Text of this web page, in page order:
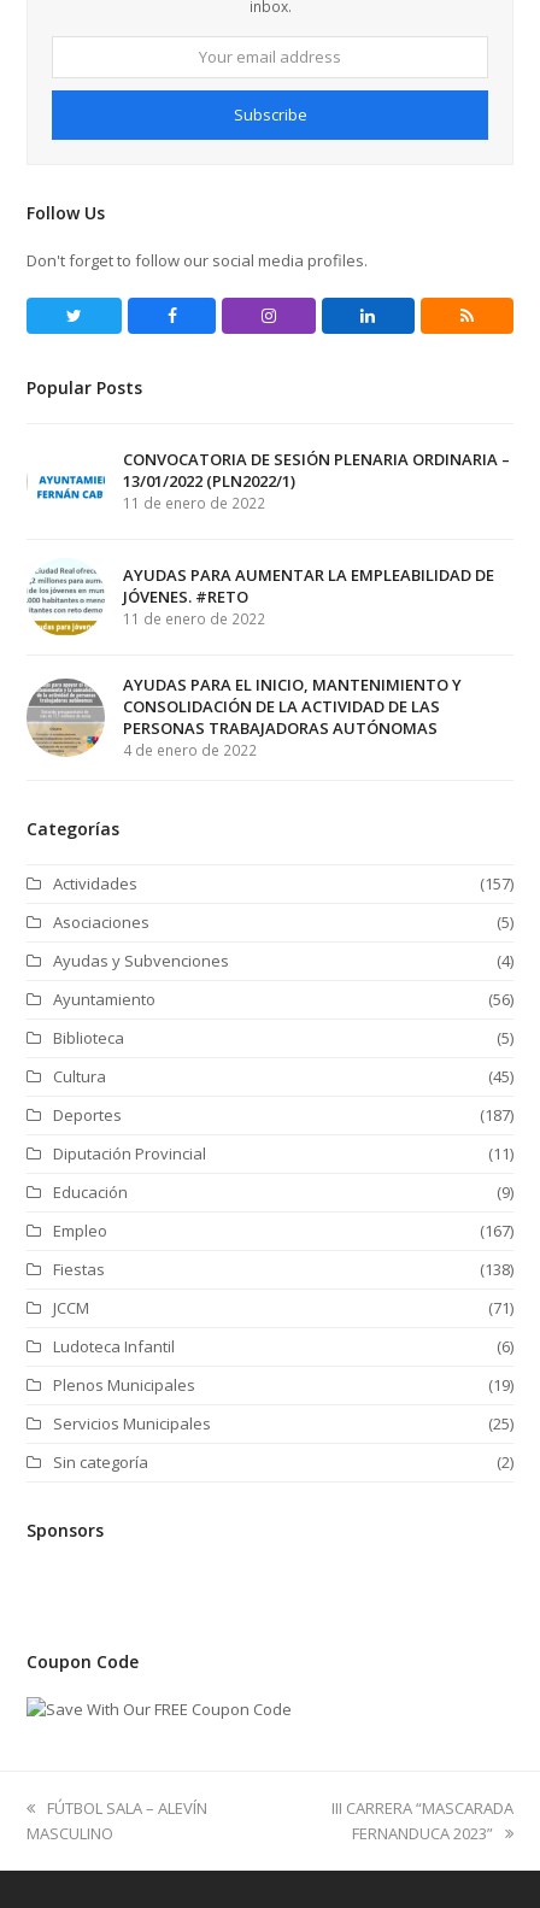
inbox.
email
address
Subscribe
Follow Us
Don't forget to follow our social media profiles.
Facebook Instagram LinkedIn RSS
Popular Posts
CONVOCATORIA DE SESIÓN PLENARIA ORDINARIA –
13/01/2022 (PLN2022/1)
11 de enero de 2022
AYUDAS PARA AUMENTAR LA EMPLEABILIDAD DE
JÓVENES. #RETO
11 de enero de 2022
AYUDAS PARA EL INICIO, MANTENIMIENTO Y
CONSOLIDACIÓN DE LA ACTIVIDAD DE LAS
PERSONAS TRABAJADORAS AUTÓNOMAS
4 de enero de 2022
Categorías
Actividades
(157)
Asociaciones
(5)
Ayudas y Subvenciones
(4)
Ayuntamiento
(56)
Biblioteca
(5)
Cultura
(45)
Deportes
(187)
Diputación Provincial
(11)
Educación
(9)
Empleo
(167)
Fiestas
(138)
JCCM
(71)
Ludoteca Infantil
(6)
Plenos Municipales
(19)
Servicios Municipales
(25)
Sin categoría
(2)
Sponsors
Coupon Code
previous
post:
FÚTBOL SALA – ALEVÍN
MASCULINO
next
post:
III CARRERA “MASCARADA
FERNANDUCA 2023”